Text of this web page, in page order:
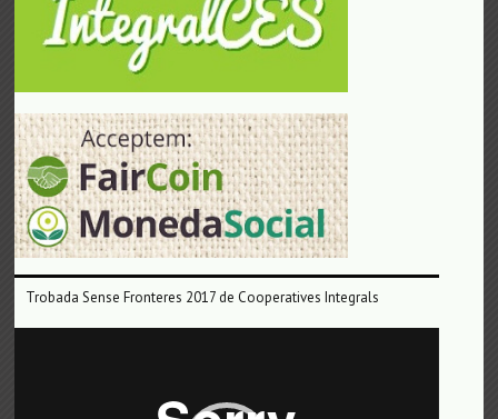
Trobada Sense Fronteres 2017 de Cooperatives Integrals